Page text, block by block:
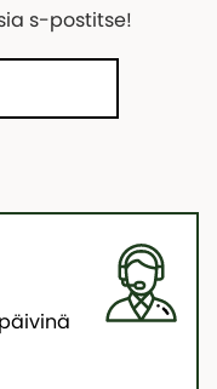
s-postitse!